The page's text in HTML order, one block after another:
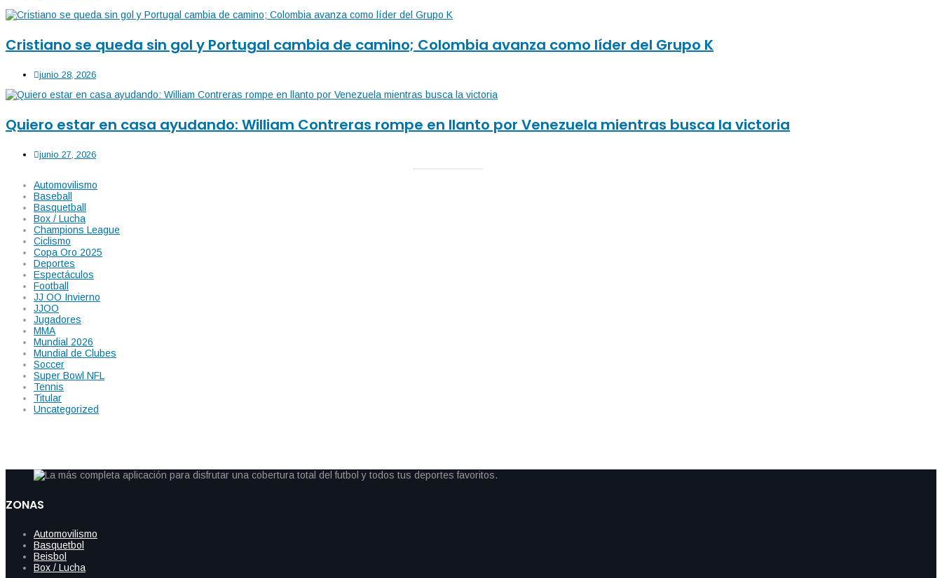
Cristiano se queda sin gol y Portugal cambia de camino; Colombia avanza como líder del Grupo K
junio 28, 2026
Quiero estar en casa ayudando: William Contreras rompe en llanto por Venezuela mientras busca la victoria
junio 27, 2026
Automovilismo
Baseball
Basquetball
Box / Lucha
Champions League
Ciclismo
Copa Oro 2025
Deportes
Espectáculos
Football
JJ OO Invierno
JJOO
Jugadores
MMA
Mundial 2026
Mundial de Clubes
Soccer
Super Bowl NFL
Tennis
Titular
Uncategorized
ZONAS
Automovilismo
Basquetbol
Beisbol
Box / Lucha